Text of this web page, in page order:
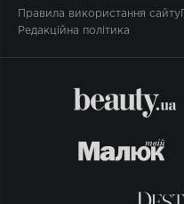
Правила використання сайту
Редакційна політика